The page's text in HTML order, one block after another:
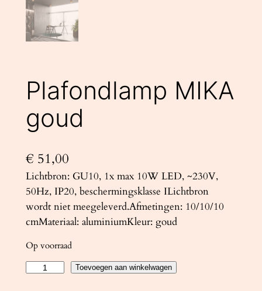
Plafondlamp MIKA
goud
€ 51,00
Lichtbron: GU10, 1x max 10W LED, ~230V,
50Hz, IP20, beschermingsklasse ILichtbron
wordt niet meegeleverd.Afmetingen: 10/10/10
cmMateriaal: aluminiumKleur: goud
Op voorraad
Toevoegen aan winkelwagen